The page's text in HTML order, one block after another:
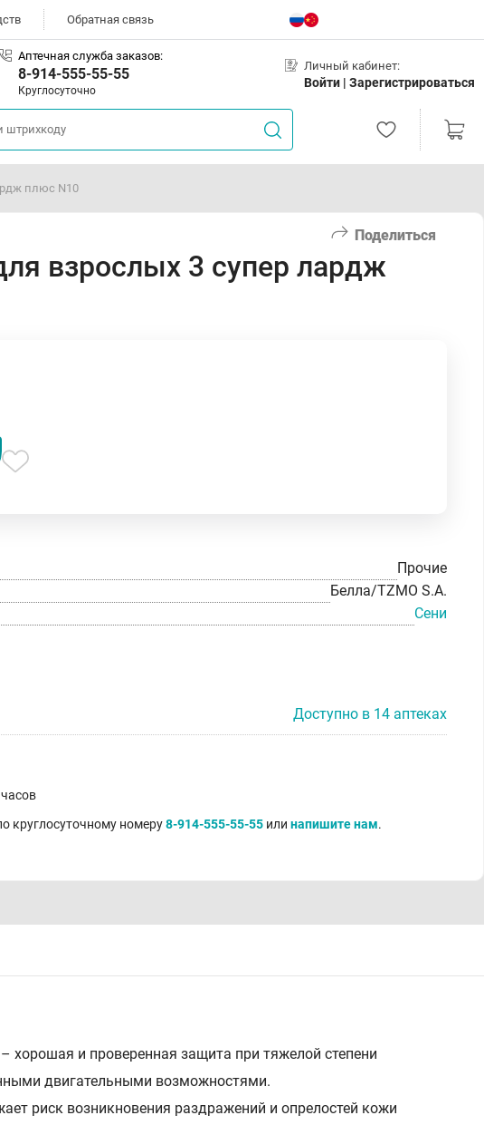
Обратная связь
Аптечная служба заказов:
8-914-555-55-55
Круглосуточно
Личный кабинет:
Войти | Зарегистрироваться
плюс N10
Поделиться
взрослых 3 супер лардж
Прочие
Белла/TZMO S.A.
Сени
Доступно в 14 аптеках
круглосуточному номеру8-914-555-55-55 или напишите нам.
хорошая и проверенная защита при тяжелой степени
двигательными возможностями.
риск возникновения раздражений и опрелостей кожи